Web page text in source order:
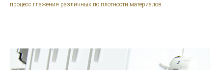
процесс глажения различных по плотности материалов.